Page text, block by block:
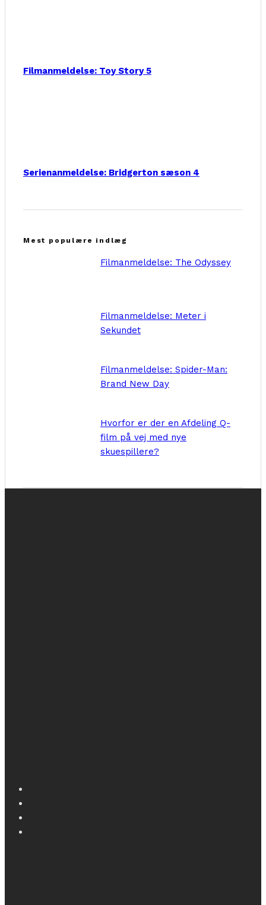
Filmanmeldelse: Toy Story 5
Serienanmeldelse: Bridgerton sæson 4
Mest populære indlæg
Filmanmeldelse: The Odyssey
Filmanmeldelse: Meter i
Sekundet
Filmanmeldelse: Spider-Man:
Brand New Day
Hvorfor er der en Afdeling Q-
film på vej med nye
skuespillere?